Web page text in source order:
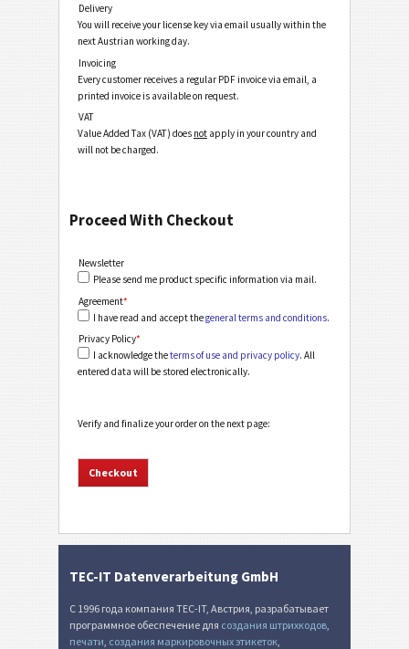
Delivery
You will receive your license key via email usually within the
next Austrian working day.
Invoicing
Every customer receives a regular PDF invoice via email, a
printed invoice is available on request.
VAT
Value Added Tax (VAT) does notapply in your country and
will not be charged.
Proceed With Checkout
Newsletter
Please send me product specific information via mail.
Agreement*
I have read and accept thegeneral terms and conditions.
Privacy Policy*
I acknowledge theterms of use and privacy policy. All
entered data will be stored electronically.
Verify and finalize your order on the next page:
TEC-IT Datenverarbeitung GmbH
С 1996 года компания TEC-IT, Австрия, разрабатывает
программное обеспечение для создания штрихкодов
печати создания маркировочных этикеток